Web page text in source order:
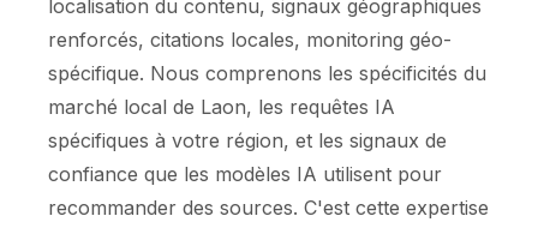
localisation du contenu, signaux géographiques
renforcés, citations locales, monitoring géo-
spécifique. Nous comprenons les spécificités du
marché local de Laon, les requêtes IA
spécifiques à votre région, et les signaux de
confiance que les modèles IA utilisent pour
recommander des sources. C'est cette expertise